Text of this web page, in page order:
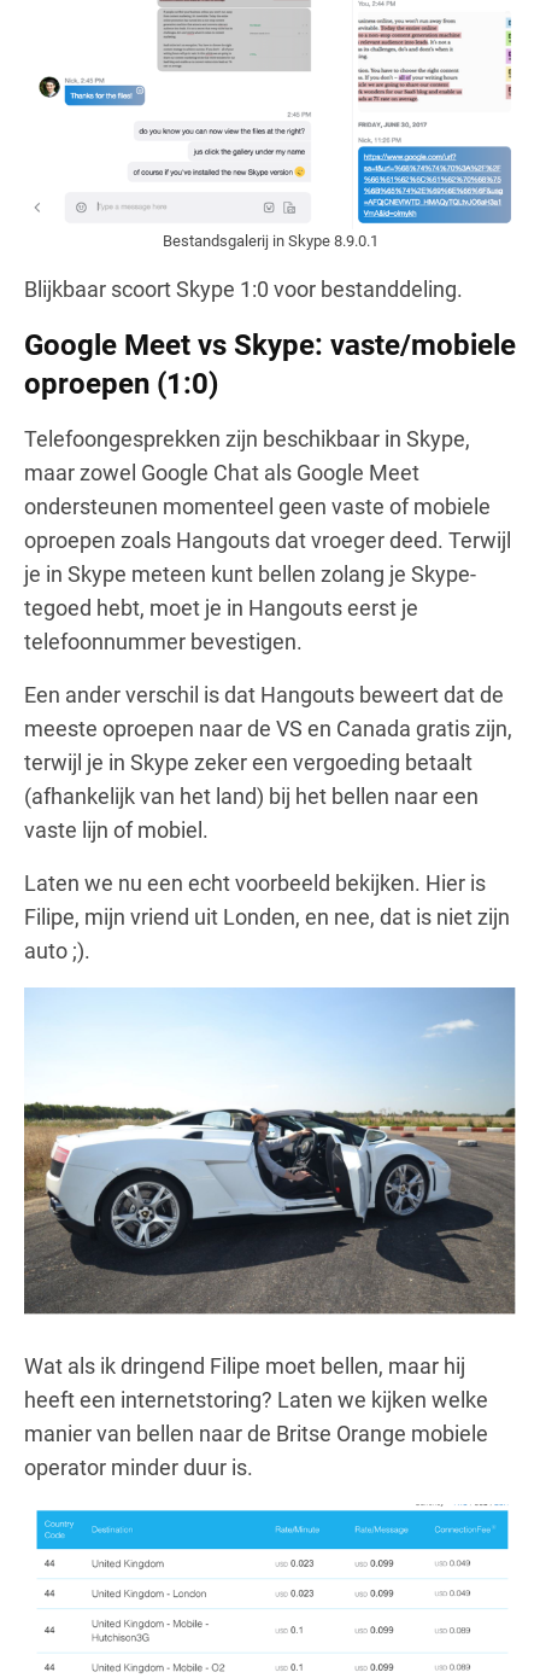
Bestandsgalerij in Skype 8.9.0.1
Blijkbaar scoort Skype 1:0 voor bestanddeling.
Google Meet vs Skype: vaste/mobiele
oproepen (1:0)
Telefoongesprekken zijn beschikbaar in Skype,
maar zowel Google Chat als Google Meet
ondersteunen momenteel geen vaste of mobiele
oproepen zoals Hangouts dat vroeger deed. Terwijl
je in Skype meteen kunt bellen zolang je Skype-
tegoed hebt, moet je in Hangouts eerst je
telefoonnummer bevestigen.
Een ander verschil is dat Hangouts beweert dat de
meeste oproepen naar de VS en Canada gratis zijn,
terwijl je in Skype zeker een vergoeding betaalt
(afhankelijk van het land) bij het bellen naar een
vaste lijn of mobiel.
Laten we nu een echt voorbeeld bekijken. Hier is
Filipe, mijn vriend uit Londen, en nee, dat is niet zijn
auto ;).
Wat als ik dringend Filipe moet bellen, maar hij
heeft een internetstoring? Laten we kijken welke
manier van bellen naar de Britse Orange mobiele
operator minder duur is.